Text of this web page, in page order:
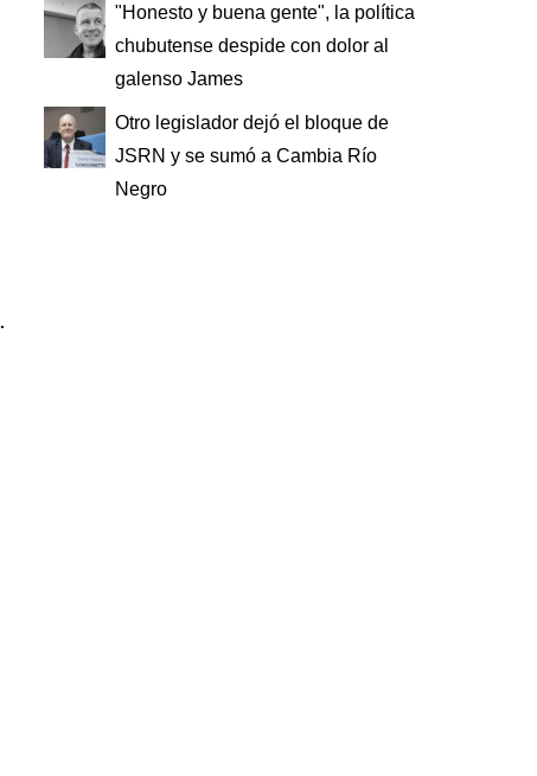
"Honesto y buena gente", la política
chubutense despide con dolor al
galenso James
Otro legislador dejó el bloque de
JSRN y se sumó a Cambia Río
Negro